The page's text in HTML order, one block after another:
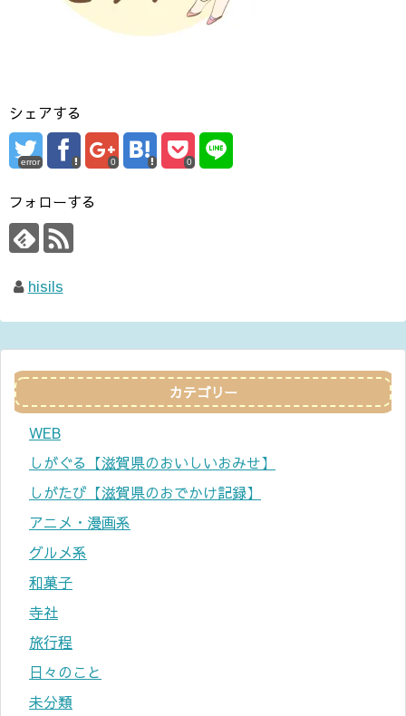
シェアする
error 0 0
フォローする
hisils
カテゴリー
WEB
しがぐる【滋賀県のおいしいおみせ】
しがたび【滋賀県のおでかけ記録】
アニメ・漫画系
グルメ系
和菓子
寺社
旅行程
日々のこと
未分類